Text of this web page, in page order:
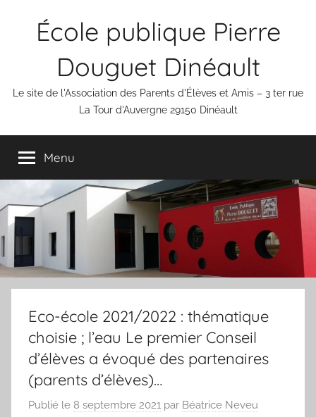
École publique Pierre
Douguet Dinéault
Le site de l'Association des Parents d'Élèves et Amis – 3 ter rue
La Tour d'Auvergne 29150 Dinéault
Menu
Eco-école 2021/2022 : thématique
choisie ; l’eau Le premier Conseil
d’élèves a évoqué des partenaires
(parents d’élèves)…
Publié le 8 septembre 2021 par Béatrice Neveu